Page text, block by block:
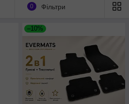
0 Фільтри
–10%